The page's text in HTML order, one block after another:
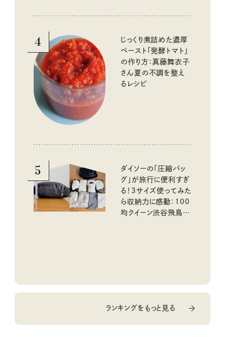
4
じっくり煮詰めた濃厚
ペースト「発酵トマト」
の作り方：真藤舞衣子
さん夏の不調を整え
るレシピ
5
ダイソーの「圧縮バッ
グ」が旅行に便利すぎ
る！3サイズ使ってみた
ら収納力に感動：100
均クイーン渋谷飛鳥の
ランキングをもっと見る